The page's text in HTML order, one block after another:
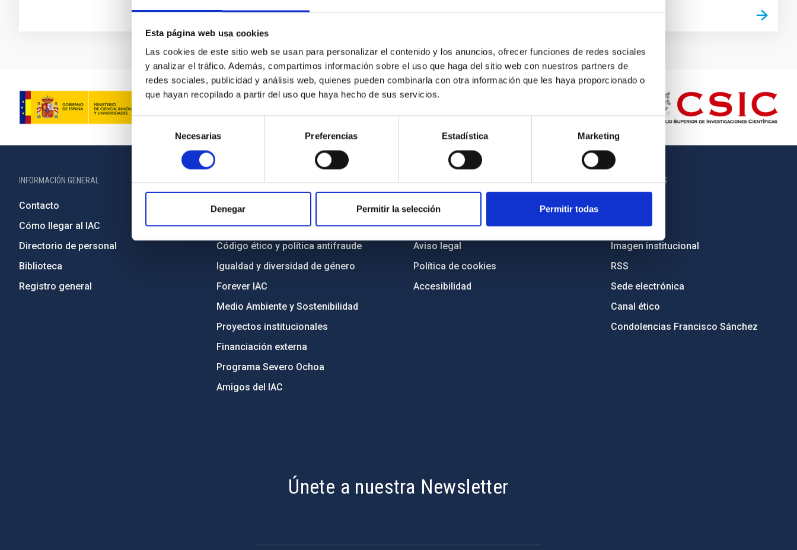
Esta página web usa cookies
Las cookies de este sitio web se usan para personalizar el contenido y los anuncios, ofrecer funciones de redes sociales
y analizar el tráfico. Además, compartimos información sobre el uso que haga del sitio web con nuestros partners de
redes sociales, publicidad y análisis web, quienes pueden combinarla con otra información que les haya proporcionado o
que hayan recopilado a partir del uso que haya hecho de sus servicios.
Selección
consentimiento
Necesarias Preferencias Estadística Marketing
Denegar Permitir la selección Permitir todas
INFORMACIÓN GENERAL
Contacto
Cómo llegar al IAC
Directorio de personal
Biblioteca
Registro general
INFORMACIÓN INSTITUCIONAL
Legislación
Transparencia
Código ético y política antifraude
Igualdad y diversidad de género
Forever IAC
Medio Ambiente y Sostenibilidad
Proyectos institucionales
Financiación externa
Programa Severo Ochoa
Amigos del IAC
PORTAL DEL IAC
Mapa web
Políticas de privacidad
Aviso legal
Política de cookies
Accesibilidad
OTROS ENLACES
Licitaciones
Imagen institucional
RSS
Sede electrónica
Canal ético
Condolencias Francisco Sánchez
Únete a nuestra Newsletter